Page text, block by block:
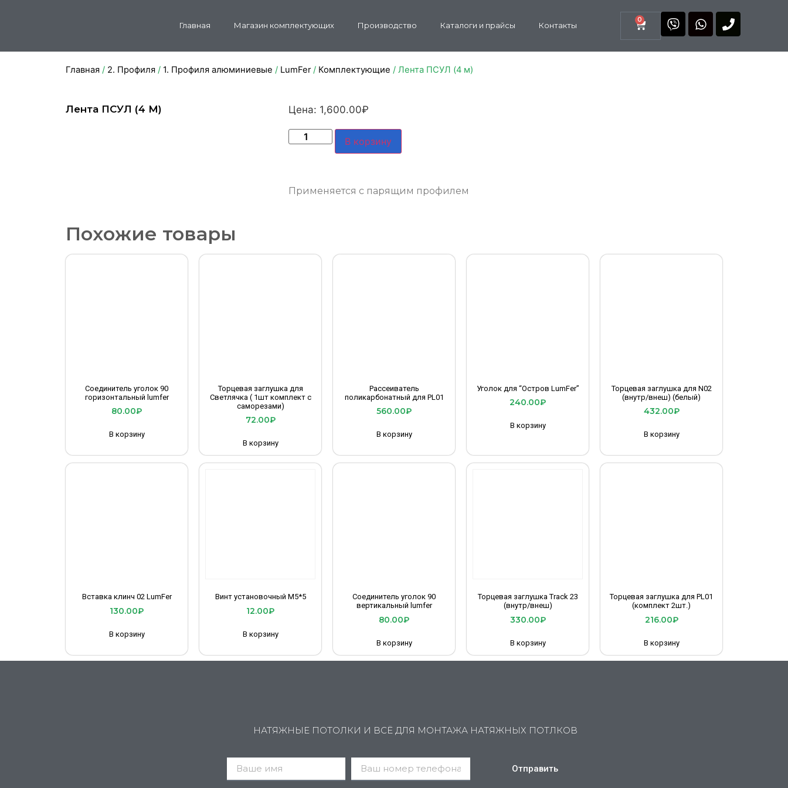
Главная Магазин комплектующих Производство Каталоги и прайсы Контакты
0
Главная / 2. Профиля / 1. Профиля алюминиевые / LumFer/ Комплектующие / Лента ПСУЛ (4 м)
Лента ПСУЛ (4 М) Цена: 1,600.00₽
В корзину
Применяется с парящим профилем
Похожие товары
Соединитель уголок 90
горизонтальный lumfer
80.00₽
В корзину
Торцевая заглушка для
Светлячка ( 1шт комплект с
саморезами)
72.00₽
В корзину
Рассеиватель
поликарбонатный для PL01
560.00₽
В корзину
Уголок для “Остров LumFer”
240.00₽
В корзину
Торцевая заглушка для N02
(внутр/внеш) (белый)
432.00₽
В корзину
Вставка клинч 02 LumFer
130.00₽
В корзину
Винт установочный М5*5
12.00₽
В корзину
Соединитель уголок 90
вертикальный lumfer
80.00₽
В корзину
Торцевая заглушка Track 23
(внутр/внеш)
330.00₽
В корзину
Торцевая заглушка для PL01
(комплект 2шт.)
216.00₽
В корзину
НАТЯЖНЫЕ ПОТОЛКИ И ВСЁ ДЛЯ МОНТАЖА НАТЯЖНЫХ ПОТЛКОВ
Отправить